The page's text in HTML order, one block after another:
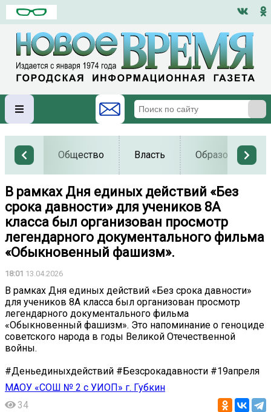
Общество Власть Образование
В рамках Дня единых действий «Без
срока давности» для учеников 8А
класса был организован просмотр
легендарного документального фильма
«Обыкновенный фашизм».
18:01 13.04.2026
В рамках Дня единых действий «Без срока давности»
для учеников 8А класса был организован просмотр
легендарного документального фильма
«Обыкновенный фашизм». Это напоминание о геноциде
советского народа в годы Великой Отечественной
войны.
#Деньединыхдействий #Безсрокадавности #19апреля
МАОУ «СОШ № 2 с УИОП» г. Губкин
34